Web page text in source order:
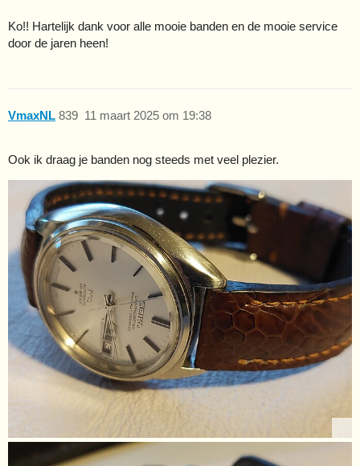
Ko!! Hartelijk dank voor alle mooie banden en de mooie service
door de jaren heen!
VmaxNL 11 maart 2025 om 19:38
839
Ook ik draag je banden nog steeds met veel plezier.